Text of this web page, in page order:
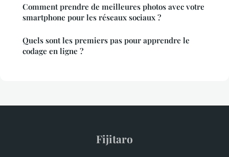
Comment prendre de meilleures photos avec votre
smartphone pour les réseaux sociaux ?
Quels sont les premiers pas pour apprendre le
codage en ligne ?
Fijitaro